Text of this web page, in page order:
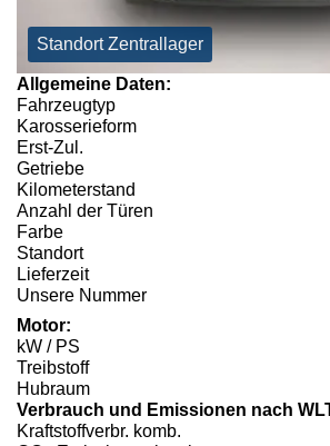
Standort Zentrallager
Allgemeine Daten:
Fahrzeugtyp
Karosserieform
Erst-Zul.
Getriebe
Kilometerstand
Anzahl der Türen
Farbe
Standort
Lieferzeit
Unsere Nummer
Motor:
kW / PS
Treibstoff
Hubraum
Verbrauch und Emissionen nach
Kraftstoffverbr. komb.